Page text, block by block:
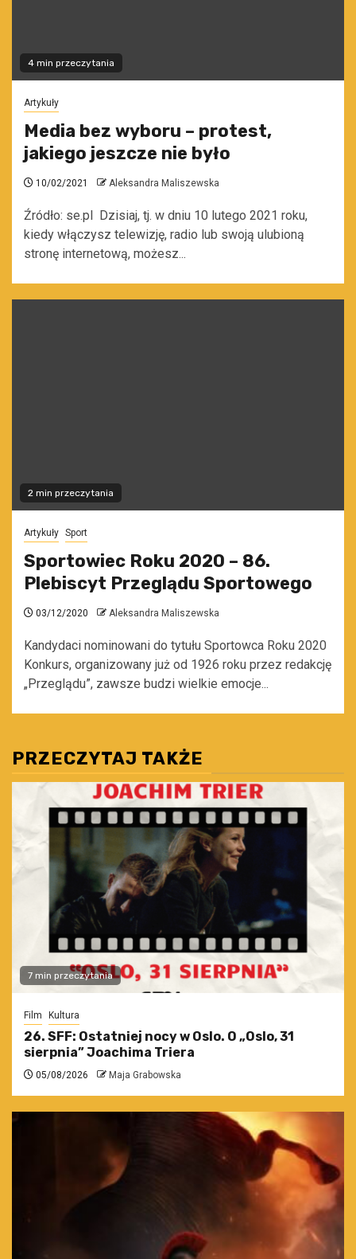
4 min przeczytania
Artykuły
Media bez wyboru – protest,
jakiego jeszcze nie było
10/02/2021 Aleksandra Maliszewska
Źródło: se.pl Dzisiaj, tj. w dniu 10 lutego 2021 roku,
kiedy włączysz telewizję, radio lub swoją ulubioną
stronę internetową, możesz...
2 min przeczytania
Artykuły Sport
Sportowiec Roku 2020 – 86.
Plebiscyt Przeglądu Sportowego
03/12/2020 Aleksandra Maliszewska
Kandydaci nominowani do tytułu Sportowca Roku 2020
Konkurs, organizowany już od 1926 roku przez redakcję
„Przeglądu”, zawsze budzi wielkie emocje...
PRZECZYTAJ TAKŻE
7 min przeczytania
Film Kultura
26. SFF: Ostatniej nocy w Oslo. O „Oslo, 31
sierpnia” Joachima Triera
05/08/2026 Maja Grabowska